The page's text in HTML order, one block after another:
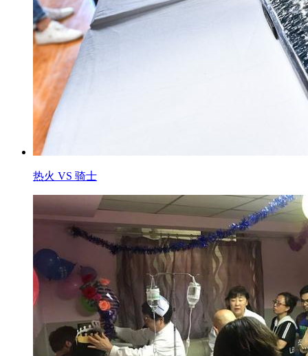
热火 VS 骑士